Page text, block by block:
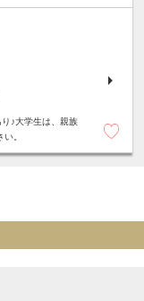
♪大学生は、親族
。